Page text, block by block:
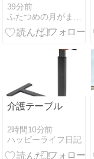
39分前
ふたつめの月がまわってくる
介護テーブル
2時間10分前
ハッピーライフ日記